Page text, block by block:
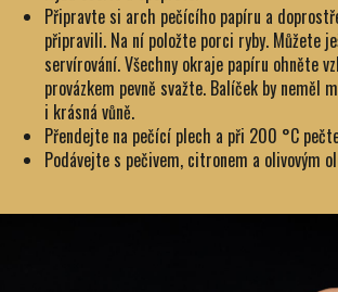
Připravte si arch pečícího papíru a
připravili. Na ní položte porci ryby. Můžete
servírování. Všechny okraje papíru ohněte
provázkem pevně svažte. Balíček by
i krásná vůně.
Přendejte na pečící plech a při 200 °C
Podávejte s pečivem, citronem a olivovým